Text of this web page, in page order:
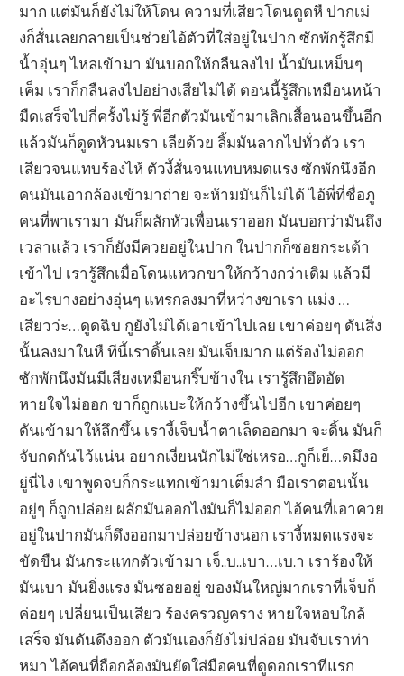
มาก แต่มันก็ยังไม่ให้โดน ความที่เสียวโดนดูดหื ปากเม่
งก็สั่นเลยกลายเป็นช่วยไอ้ตัวที่ใส่อยู่ในปาก ซักพักรู้สึกมี
น้ำอุ่นๆ ไหลเข้ามา มันบอกให้กลืนลงไป น้ำมันเหม็นๆ
เค็ม เราก็กลืนลงไปอย่างเสียไม่ได้ ตอนนี้รู้สึกเหมือนหน้า
มืดเสร็จไปกี่ครั้งไม่รู้ พี่อีกตัวมันเข้ามาเลิกเสื้อนอนขึ้นอีก
แล้วมันก็ดูดหัวนมเรา เลียด้วย ลิ้มมันลากไปทั่วตัว เรา
เสียวจนแทบร้องไห้ ตัวงี้สั่นจนแทบหมดแรง ซักพักนึงอีก
คนมันเอากล้องเข้ามาถ่าย จะห้ามมันก็ไม่ได้ ไอ้พี่ที่ชื่อภู
คนที่พาเรามา มันก็ผลักหัวเพื่อนเราออก มันบอกว่ามันถึง
เวลาแล้ว เราก็ยังมีควยอยู่ในปาก ในปากก็ซอยกระเต้า
เข้าไป เรารู้สึกเมื่อโดนแหวกขาให้กว้างกว่าเดิม แล้วมี
อะไรบางอย่างอุ่นๆ แทรกลงมาที่หว่างขาเรา แม่ง …
เสียวว่ะ…ดูดฉิบ กูยังไม่ได้เอาเข้าไปเลย เขาค่อยๆ ดันสิ่ง
นั้นลงมาในหื ทีนี้เราดิ้นเลย มันเจ็บมาก แต่ร้องไม่ออก
ซักพักนึงมันมีเสียงเหมือนกริ๊บข้างใน เรารู้สึกอึดอัด
หายใจไม่ออก ขาก็ถูกแบะให้กว้างขึ้นไปอีก เขาค่อยๆ
ดันเข้ามาให้ลึกขึ้น เรางี้เจ็บน้ำตาเล็ดออกมา จะดิ้น มันก็
จับกดกันไว้แน่น อยากเงี่ยนนักไม่ใช่เหรอ…กูก็เย็…ดมึงอ
ยู่นี่ไง เขาพูดจบก็กระแทกเข้ามาเต็มลำ มือเราตอนนั้น
อยู่ๆ ก็ถูกปล่อย ผลักมันออกไงมันก็ไม่ออก ไอ้คนที่เอาควย
อยู่ในปากมันก็ดึงออกมาปล่อยข้างนอก เรางี้หมดแรงจะ
ขัดขืน มันกระแทกตัวเข้ามา เจ็..บ..เบา…เบ.า เราร้องให้
มันเบา มันยิ่งแรง มันซอยอยู่ ของมันใหญ่มากเราที่เจ็บก็
ค่อยๆ เปลี่ยนเป็นเสียว ร้องครวญคราง หายใจหอบใกล้
เสร็จ มันดันดึงออก ตัวมันเองก็ยังไม่ปล่อย มันจับเราท่า
หมา ไอ้คนที่ถือกล้องมันยัดใส่มือคนที่ดูดอกเราทีแรก